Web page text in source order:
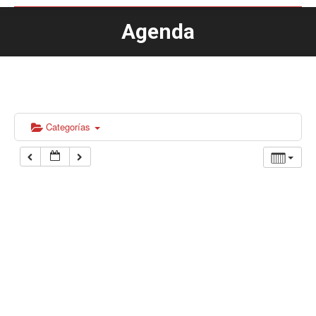
Agenda
Estás aquí:
Categorías